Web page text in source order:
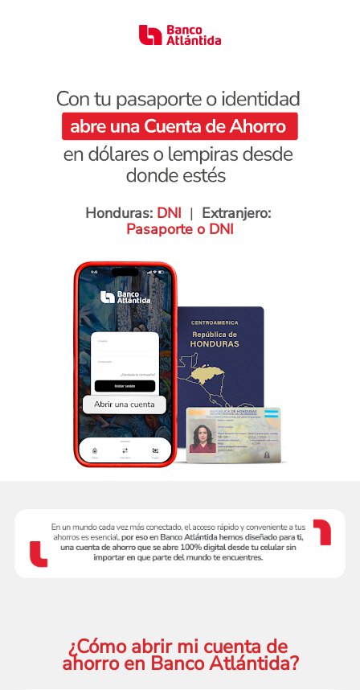
Honduras: DNI |
Pasaporte o DNI
¿Cómo abrir mi cuenta de
ahorro en Banco Atlántida?